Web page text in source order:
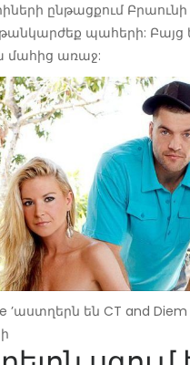
ընթացքում
պահերի: Բայց
մահից առաջ:
’աստղերն են CT and Diem